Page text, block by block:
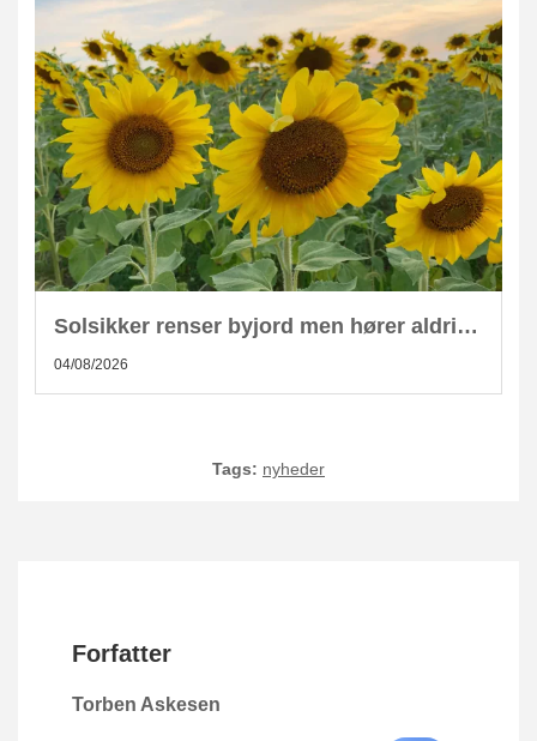
Solsikker renser byjord men hører aldrig hjemme i kompost
04/08/2026
Tags: nyheder
Forfatter
Torben Askesen